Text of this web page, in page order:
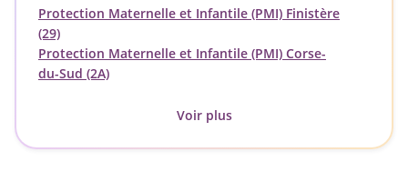
Protection Maternelle et Infantile (PMI) Finistère
(29)
Protection Maternelle et Infantile (PMI) Corse-
du-Sud (2A)
Voir plus